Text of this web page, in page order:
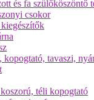
és fa szülőköszöntő
csokor
kopogtató, tavaszi,
téli kopogtató